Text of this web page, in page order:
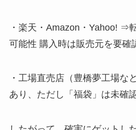
・楽天・Amazon・Yahoo! ⇒
可能性 購入時は販売元を要確
・工場直売店（豊橋夢工場
あり、ただし「福袋」は未確